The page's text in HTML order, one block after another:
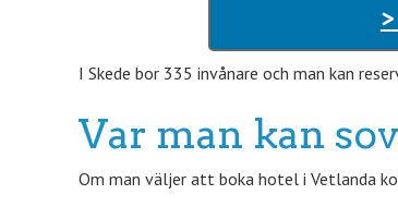
I Skede bor 335 invånare och man kan
Var man kan
Om man väljer att boka hotel i Vetlanda